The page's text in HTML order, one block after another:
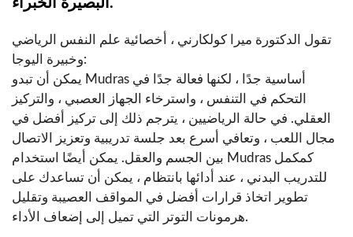
تقول الدكتورة ميرا كولكارني ، أخصائية علم النفس الرياضي
وخبيرة اليوجا:
يمكن أن تبدو Mudras أساسية جدًا ، لكنها فعالة جدًا في
التحكم في التنفس ، واسترخاء الجهاز العصبي ، والتركيز
العقلي. في حالة الرياضيين ، يترجم ذلك إلى تركيز أفضل في
مجال اللعب ، وتعافي أسرع بعد جلسة تدريبية وتعزيز الاتصال
بين الجسم والعقل. يمكن أيضًا استخدام Mudras كمكمل
للتدريب البدني ، عند أدائها بانتظام ، يمكن أن تساعدك على
تطوير اتخاذ قرارات أفضل في المواقف العصيبة وتقليل
هرمونات التوتر التي تميل إلى إضعاف الأداء.